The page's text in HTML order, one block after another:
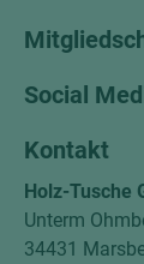
Social
Kontakt
Holz-Tusche
Unterm
34431